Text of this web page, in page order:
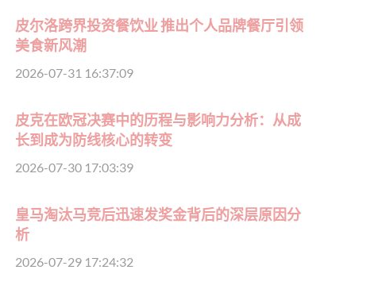
皮尔洛跨界投资餐饮业 推出个人品牌餐厅引领
美食新风潮
2026-07-31 16:37:09
皮克在欧冠决赛中的历程与影响力分析：从成
长到成为防线核心的转变
2026-07-30 17:03:39
皇马淘汰马竞后迅速发奖金背后的深层原因分
析
2026-07-29 17:24:32